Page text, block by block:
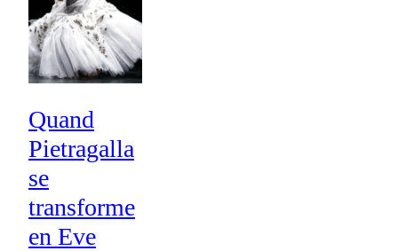
Quand
Pietragalla
se
transforme
en Eve